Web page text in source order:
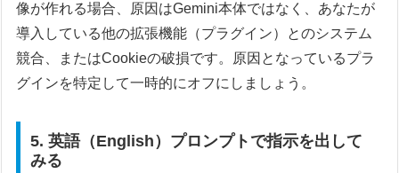
像が作れる場合、原因はGemini本体ではなく、あなたが
導入している他の拡張機能（プラグイン）とのシステム
競合、またはCookieの破損です。原因となっているプラ
グインを特定して一時的にオフにしましょう。
5. 英語（English）プロンプトで指示を出して
みる